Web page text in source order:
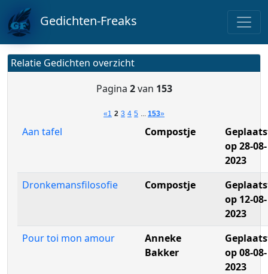
Gedichten-Freaks
Relatie Gedichten overzicht
Pagina 2van 153
«1 2 3 4 5 ... 153»
Aan tafel Compostje
op 28-08-
2023
Dronkemansfilosofie
Compostje
op 12-08-
2023
Pour toi mon amour
Anneke
Bakker
op 08-08-
2023